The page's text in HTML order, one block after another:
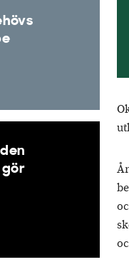
gör